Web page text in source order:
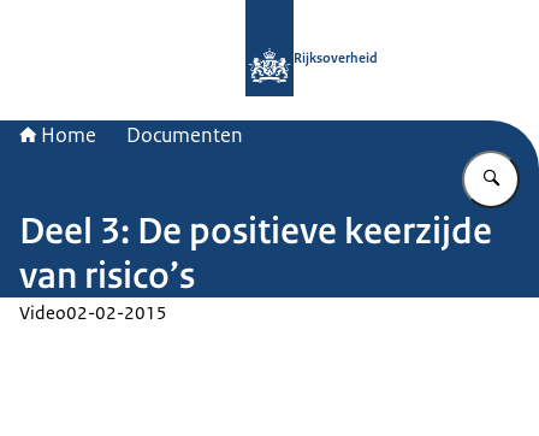
Rijksoverheid
Home Documenten
Deel 3: De positieve keerzijde
van risico’s
Video02-02-2015